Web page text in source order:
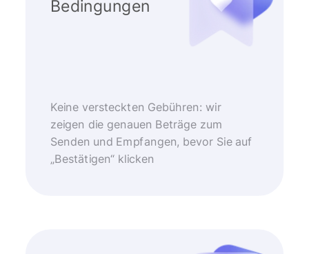
Bedingungen
Keine versteckten Gebühren: wir
zeigen die genauen Beträge zum
Senden und Empfangen, bevor Sie auf
„Bestätigen“ klicken